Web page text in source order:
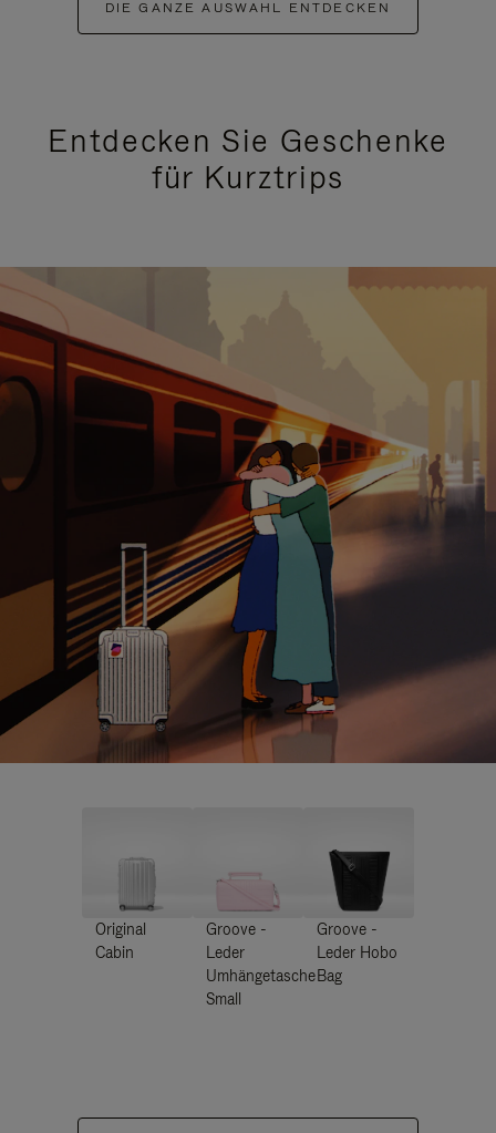
DIE GANZE AUSWAHL ENTDECKEN
Entdecken Sie Geschenke
für Kurztrips
Original
Cabin
Groove -
Leder
Umhängetasche
Small
Groove -
Leder Hobo
Bag